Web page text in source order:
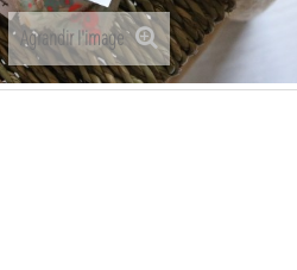
Agrandir l'image